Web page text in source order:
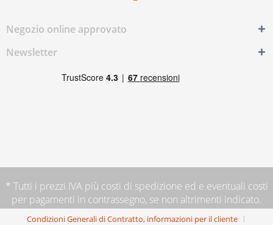
Negozio online approvato
Newsletter
* Tutti i prezzi IVA più costi di spedizione ed e eventuali costi
per pagamenti in contrassegno, se non altrimenti indicato.
Condizioni Generali di Contratto, informazioni per il cliente